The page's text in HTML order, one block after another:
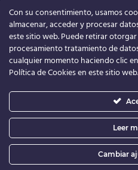
Ven a disfrutar del
fútbol base
© 2026.
Con su consentimiento, usamos
almacenar, acceder y procesar
este sitio web. Puede retirar
procesamiento tratamiento de
cualquier momento haciendo clic
Política de Cookies en este sitio
Leer
Cambiar